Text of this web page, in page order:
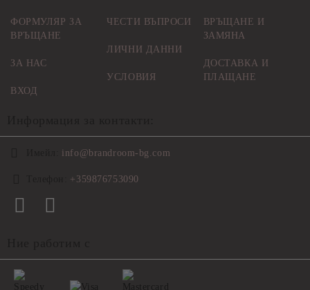
ФОРМУЛЯР ЗА
ВРЪЩАНЕ
ЗА НАС
ВХОД
ЧЕСТИ ВЪПРОСИ
ЛИЧНИ ДАННИ
УСЛОВИЯ
ВРЪЩАНЕ И
ЗАМЯНА
ДОСТАВКА И
ПЛАЩАНЕ
info@brandroom-bg.com
+359876753090